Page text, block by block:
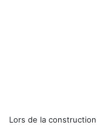
Lors de la